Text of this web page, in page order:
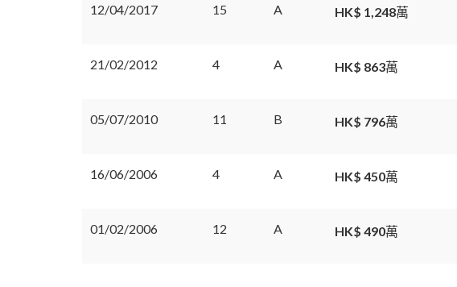
12/04/2017 15 A HK$ 1,248萬
21/02/2012 4 A HK$ 863萬
05/07/2010 11 B HK$ 796萬
16/06/2006 4 A HK$ 450萬
01/02/2006 12 A HK$ 490萬